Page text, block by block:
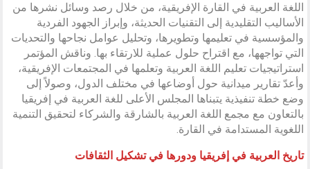
اللغة العربية في القارة الإفريقية، من خلال رصد وسائل نشرها من
الأساليب التقليدية إلى التقنيات الحديثة، وإبراز الجهود الفردية
والمؤسسية في تعليمها وتطويرها، وتحليل عوامل نجاحها والتحديات
التي تواجهها، مع اقتراح حلول عملية للارتقاء بها. وناقش المؤتمر
استراتيجيات تعليم اللغة العربية وتعلمها في المجتمعات الإفريقية،
وأعدّ تقارير ميدانية حول أوضاعها في مختلف الدول، وصولاً إلى
وضع خطة تنفيذية يتبناها المجلس الأعلى للغة العربية في إفريقيا
بالتعاون مع مجمع اللغة العربية بالشارقة والشركاء لتحقيق التنمية
اللغوية المستدامة في القارة.
تاريخ العربية في إفريقيا ودورها في تشكيل الثقافات